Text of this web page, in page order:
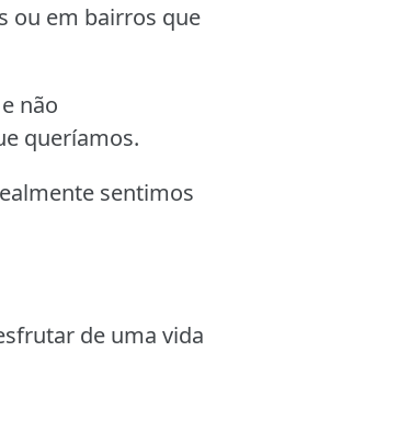
ou em bairros que
não
queríamos.
sentimos
de uma vida